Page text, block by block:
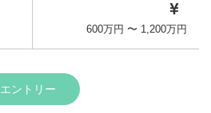
600万円 〜 1,200万円
エントリー